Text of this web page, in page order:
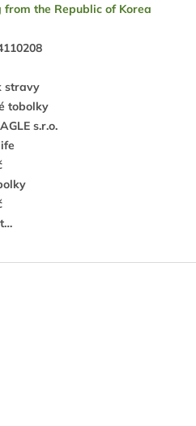
from the Republic of Korea
stravy
tobolky
s.r.o.